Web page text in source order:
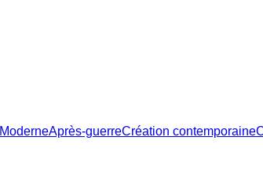
ModerneAprès-guerreCréation contemporaine